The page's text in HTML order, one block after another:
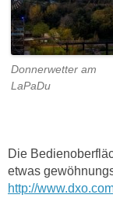
Donnerwetter am
LaPaDu
Die
etwas
http://